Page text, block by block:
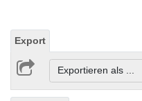
Export
Exportieren als ...